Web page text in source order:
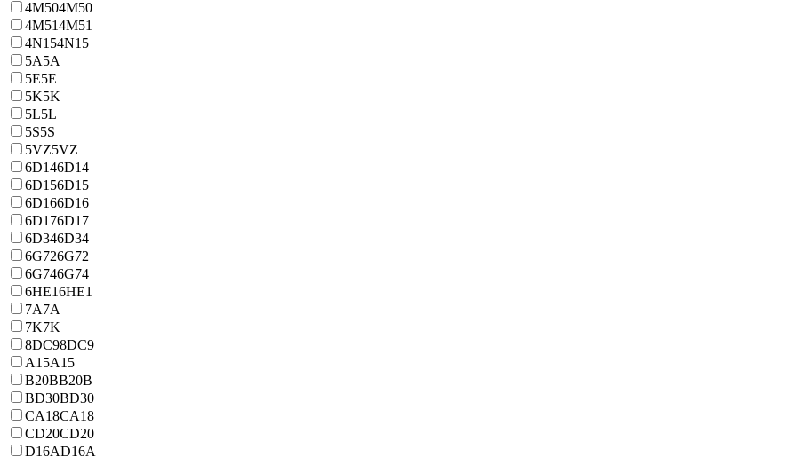
4M504M50
4M514M51
4N154N15
5A5A
5E5E
5K5K
5L5L
5S5S
5VZ5VZ
6D146D14
6D156D15
6D166D16
6D176D17
6D346D34
6G726G72
6G746G74
6HE16HE1
7A7A
7K7K
8DC98DC9
A15A15
B20BB20B
BD30BD30
CA18CA18
CD20CD20
D16AD16A